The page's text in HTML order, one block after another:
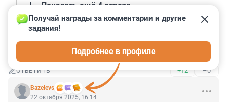
Показать ещё 4 ответа
Гость
Пожалейте электриков. Не надо на них ездить.
ОТВЕТИТЬ +12 –0
Bazelevs
Получай награды за комментарии и другие
задания!
Подробнее в профиле
22 октября 2025, 16:14